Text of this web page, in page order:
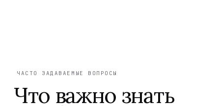
ЧАСТО ЗАДАВАЕМЫЕ ВОПРОСЫ
Что важно знать